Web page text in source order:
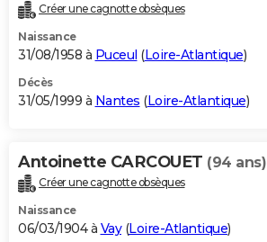
Créer une cagnotte obsèques
Naissance
31/08/1958 à Puceul (Loire-Atlantique)
Décès
31/05/1999 à Nantes (Loire-Atlantique)
Antoinette CARCOUET (94 ans)
Créer une cagnotte obsèques
Naissance
06/03/1904 à Vay(Loire-Atlantique)